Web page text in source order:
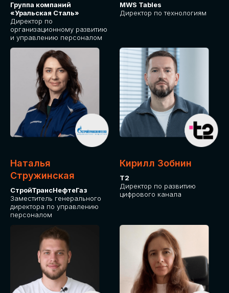
Группа компаний
«Уральская Сталь»
Директор по
организационному развитию
и управлению персоналом
MWS Tables
Директор по технологиям
Наталья
Стружинская
СтройТрансНефтеГаз
Заместитель генерального
директора по управлению
персоналом
Кирилл Зобнин
Т2
Директор по развитию
цифрового канала
Приглашаем стать спикером GLOBAL
TECH FORUM и поделиться своим
опытом и экспертизой. Будем рады
сотрудничеству!
СТАТЬ
СПИКЕРОМ
IT Solutions for Business
СРЕДИ ПАРТНЕРОВ
МЕРОПРИЯТИЯ